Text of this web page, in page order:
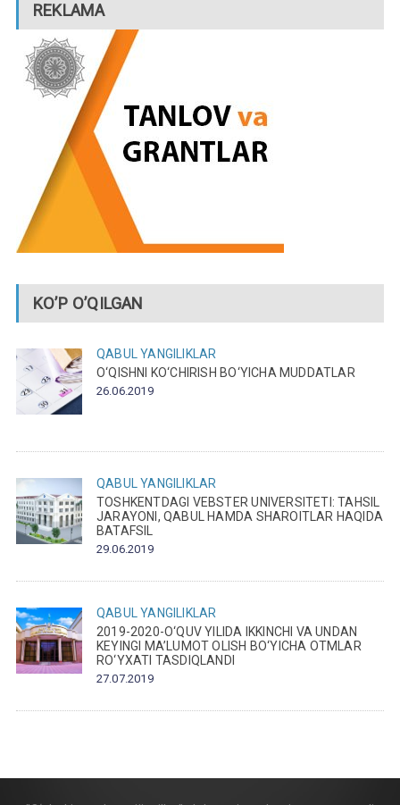
REKLAMA
KO’P O’QILGAN
QABUL
YANGILIKLAR
O‘QISHNI KO‘CHIRISH BO‘YICHA MUDDATLAR
26.06.2019
QABUL
YANGILIKLAR
TOSHKENTDAGI VEBSTER UNIVERSITETI: TAHSIL
JARAYONI, QABUL HAMDA SHAROITLAR HAQIDA
BATAFSIL
29.06.2019
QABUL
YANGILIKLAR
2019-2020-O‘QUV YILIDA IKKINCHI VA UNDAN
KEYINGI MA’LUMOT OLISH BO‘YICHA OTMLAR
RO‘YXATI TASDIQLANDI
27.07.2019